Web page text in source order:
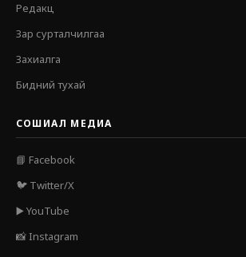
Редакц
Зар сурталчилгаа
Захиалга
Бидний тухай
СОШИАЛ МЕДИА
📘 Facebook
🐦 Twitter/X
▶️ YouTube
📸 Instagram